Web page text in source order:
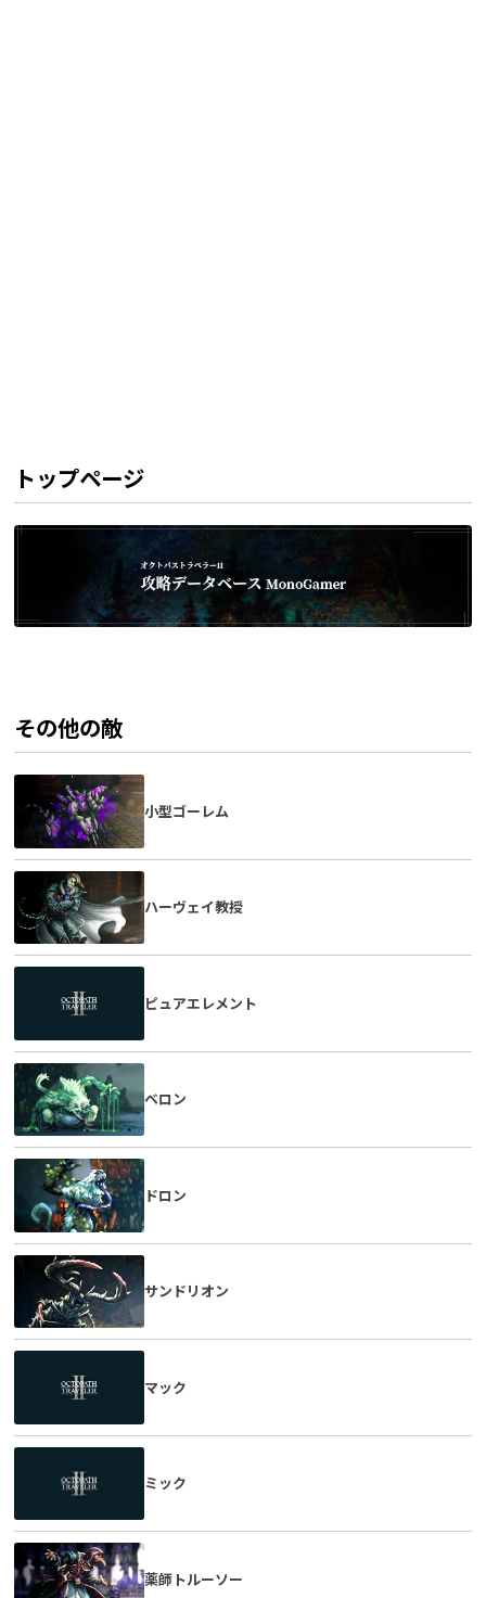
トップページ
その他の敵
小型ゴーレム
ハーヴェイ教授
ピュアエレメント
ベロン
ドロン
サンドリオン
マック
ミック
薬師トルーソー